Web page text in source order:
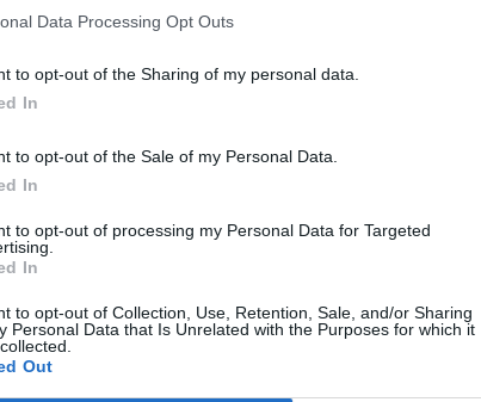
Data Processing Opt Outs
to opt-out of the Sharing of my personal data.
In
to opt-out of the Sale of my Personal Data.
In
to opt-out of processing my Personal Data for Targeted
In
to opt-out of Collection, Use, Retention, Sale, and/or Sharing
Personal Data that Is Unrelated with the Purposes for which it
Out